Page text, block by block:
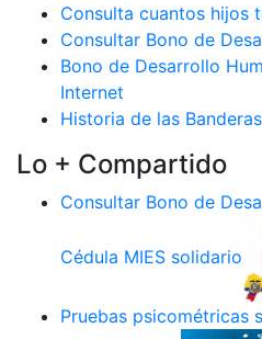
Consulta cuantos hijos
Consultar Bono de
Bono de Desarrollo
Internet
Historia de las
Lo + Compartido
Consultar Bono de
Cédula MIES solidario
Pruebas psicométricas